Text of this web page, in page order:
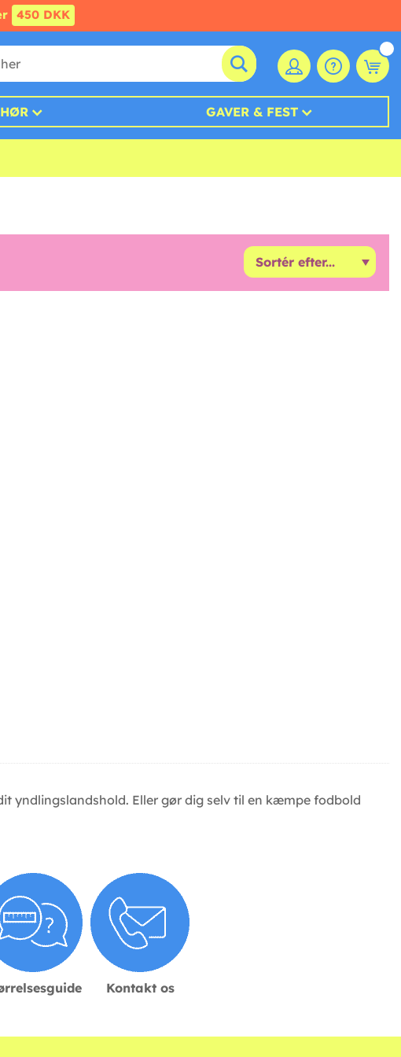
450 DKK
GAVER & FEST
yndlingslandshold. Eller gør dig selv til en kæmpe fodbold
Kontakt os